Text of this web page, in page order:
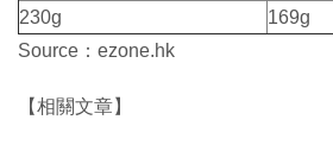
230g
169g
Source：ezone.hk
【相關文章】